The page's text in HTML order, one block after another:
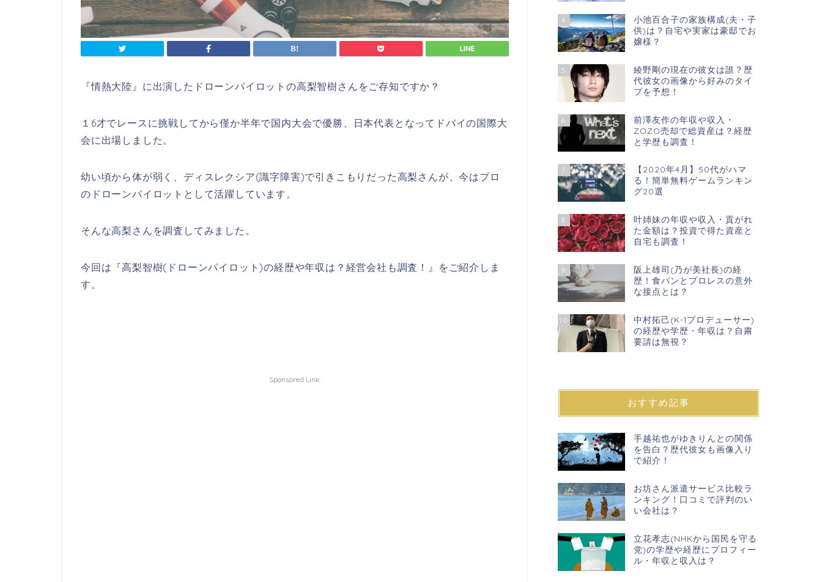
『情熱大陸』に出演したドローンパイロットの高梨智樹さんをご存知ですか？
１6才でレースに挑戦してから僅か半年で国内大会で優勝、日本代表となってドバイの国際大
会に出場しました。
幼い頃から体が弱く、ディスレクシア(識字障害)で引きこもりだった高梨さんが、今はプロ
のドローンパイロットとして活躍しています。
そんな高梨さんを調査してみました。
今回は『高梨智樹(ドローンパイロット)の経歴や年収は？経営会社も調査！』をご紹介しま
す。
Sponsored Link
4
小池百合子の家族構成(夫・子
供)は？自宅や実家は豪邸でお
嬢様？
5
綾野剛の現在の彼女は誰？歴
代彼女の画像から好みのタイ
プを予想！
6
前澤友作の年収や収入・
ZOZO売却で総資産は？経歴
と学歴も調査！
7
【2020年4月】50代がハマ
る！簡単無料ゲームランキン
グ20選
8
叶姉妹の年収や収入・貢がれ
た金額は？投資で得た資産と
自宅も調査！
9
阪上雄司(乃が美社長)の経
歴！食パンとプロレスの意外
な接点とは？
10
中村拓己(K-1プロデューサー)
の経歴や学歴・年収は？自粛
要請は無視？
おすすめ記事
手越祐也がゆきりんとの関係
を告白？歴代彼女も画像入り
で紹介！
お坊さん派遣サービス比較ラ
ンキング！口コミで評判のい
い会社は？
立花孝志(NHKから国民を守る
党)の学歴や経歴にプロフィー
ル・年収と収入は？